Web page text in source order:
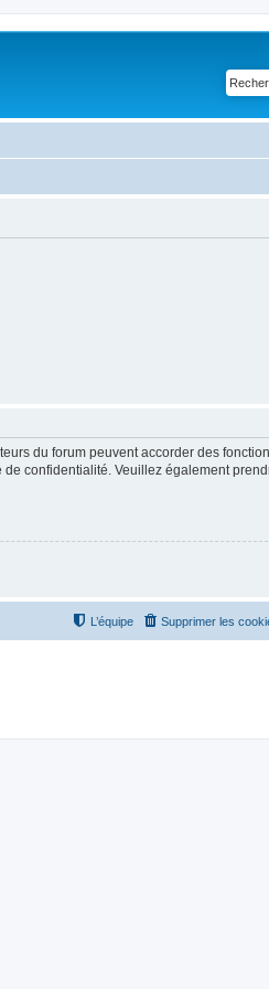
du forum peuvent accorder des
confidentialité. Veuillez également
Supprimer les
L’équipe